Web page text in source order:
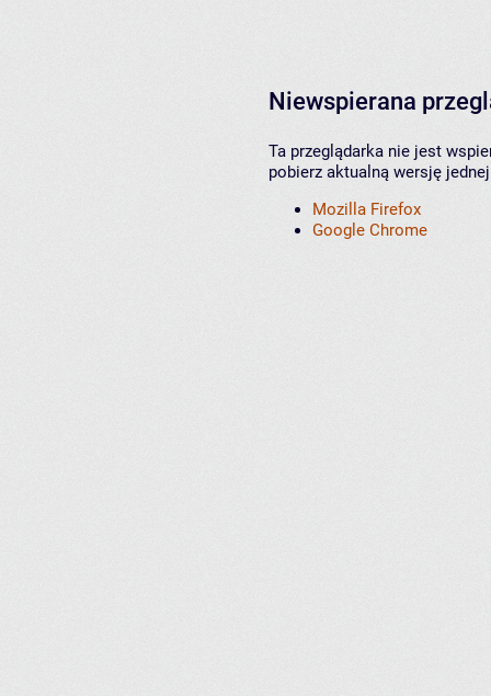
Niewspierana
Ta przeglądarka nie jest
pobierz aktualną wersję
Mozilla Firefox
Google Chrome